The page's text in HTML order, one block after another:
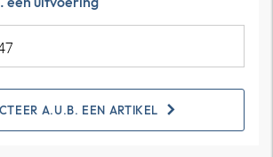
A.U.B. EEN ARTIKEL